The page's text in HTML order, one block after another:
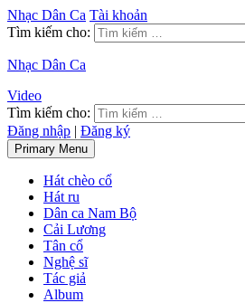
Nhạc Dân Ca Tài khoản
Tìm kiếm cho:
Nhạc Dân Ca
Video
Tìm kiếm cho:
Đăng nhập | Đăng ký
Primary Menu
Hát chèo cổ
Hát ru
Dân ca Nam Bộ
Cải Lương
Tân cổ
Nghệ sĩ
Tác giả
Album